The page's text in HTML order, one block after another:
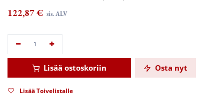
122,87€ sis. ALV
Lisää ostoskoriin Osta nyt
Lisää Toivelistalle